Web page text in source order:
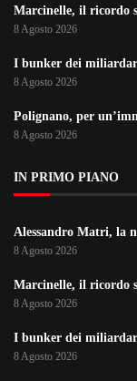
Marcinelle, il ricordo
8 Agosto 2026
I bunker dei
8 Agosto 2026
Polignano, per
8 Agosto 2026
IN PRIMO PIANO
Alessandro Matri, la
8 Agosto 2026
Marcinelle, il ricordo
8 Agosto 2026
I bunker dei
8 Agosto 2026